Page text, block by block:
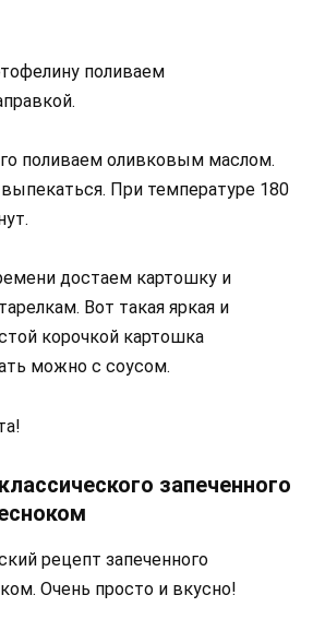
поливаем
поливаем оливковым маслом.
При температуре 180
достаем картошку и
Вот такая яркая и
корочкой картошка
можно с соусом.
запеченного
рецепт запеченного
Очень просто и вкусно!